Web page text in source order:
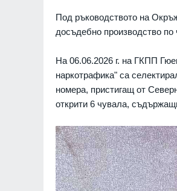
Под ръководството на
досъдебно производство
На 06.06.2026 г. на ГКПП
наркотрафика" са
номера, пристигащ от
открити 6 чувала,
разузнаване
комплекс ''Панцир-